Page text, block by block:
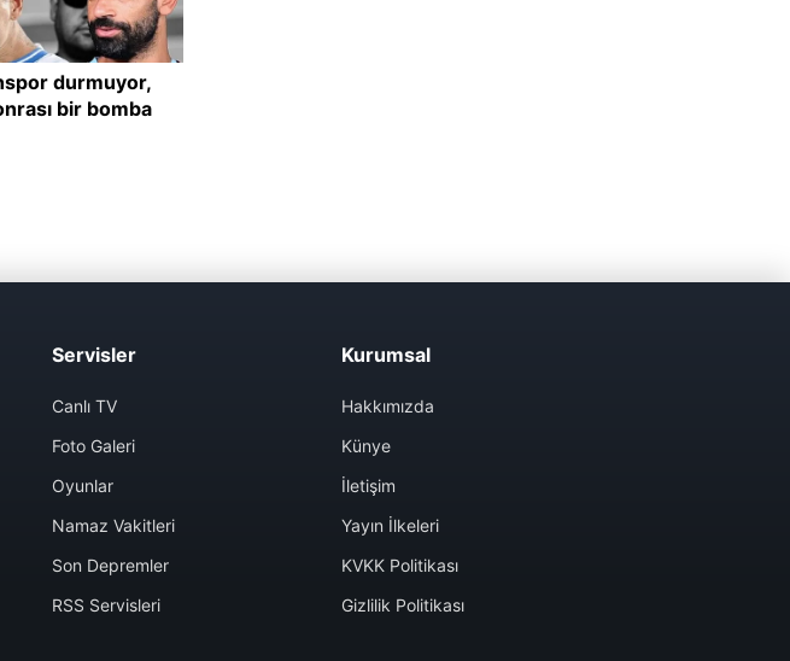
Servisler
Canlı TV
Foto Galeri
Oyunlar
Namaz Vakitleri
Son Depremler
RSS Servisleri
Kurumsal
Hakkımızda
Künye
İletişim
Yayın İlkeleri
KVKK Politikası
Gizlilik Politikası